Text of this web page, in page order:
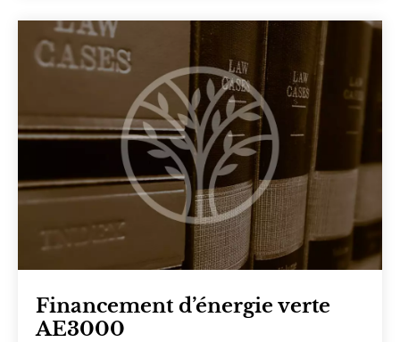
Financement d’énergie verte
AE3000